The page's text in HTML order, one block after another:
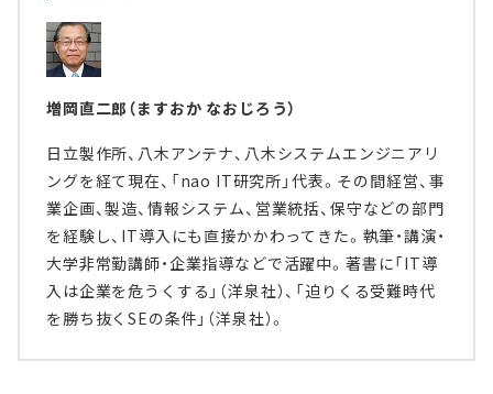
増岡直二郎（ますおか なおじろう）
日立製作所、八木アンテナ、八木システムエンジニアリ
ングを経て現在、「nao IT研究所」代表。その間経営、事
業企画、製造、情報システム、営業統括、保守などの部門
を経験し、IT導入にも直接かかわってきた。執筆・講演・
大学非常勤講師・企業指導などで活躍中。著書に「IT導
入は企業を危うくする」（洋泉社）、「迫りくる受難時代
を勝ち抜くSEの条件」（洋泉社）。